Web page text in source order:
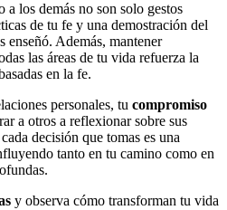
los demás no son solo gestos
de tu fe y una demostración del
enseñó. Además, mantener
las áreas de tu vida refuerza la
en la fe.
personales, tu compromiso
a otros a reflexionar sobre sus
decisión que tomas es una
tanto en tu camino como en
y observa cómo transforman tu vida